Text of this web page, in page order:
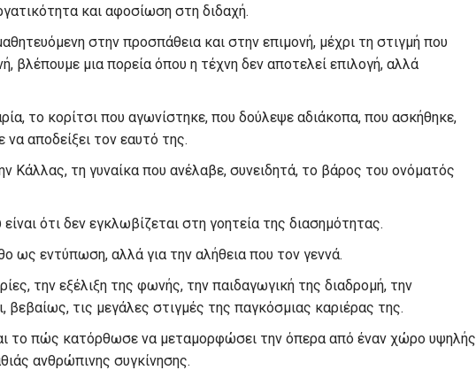
και αφοσίωση στη διδαχή.
στην προσπάθεια και στην επιμονή, μέχρι τη στιγμή που
βλέπουμε μια πορεία όπου η τέχνη δεν αποτελεί επιλογή, αλλά
το κορίτσι που αγωνίστηκε, που δούλεψε αδιάκοπα, που ασκήθηκε,
αποδείξει τον εαυτό της.
Κάλλας, τη γυναίκα που ανέλαβε, συνειδητά, το βάρος του ονόματός
ότι δεν εγκλωβίζεται στη γοητεία της διασημότητας.
ως εντύπωση, αλλά για την αλήθεια που τον γεννά.
την εξέλιξη της φωνής, την παιδαγωγική της διαδρομή, την
βεβαίως, τις μεγάλες στιγμές της παγκόσμιας καριέρας της.
το πώς κατόρθωσε να μεταμορφώσει την όπερα από έναν χώρο υψηλής
ανθρώπινης συγκίνησης.